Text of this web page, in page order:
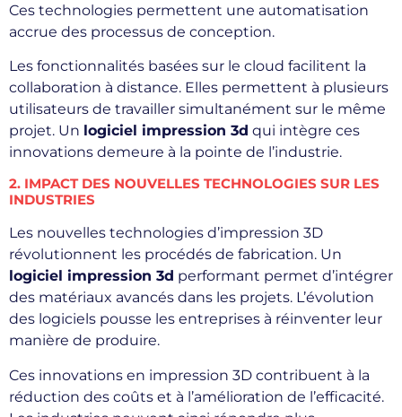
Ces technologies permettent une automatisation
accrue des processus de conception.
Les fonctionnalités basées sur le cloud facilitent la
collaboration à distance. Elles permettent à plusieurs
utilisateurs de travailler simultanément sur le même
projet. Un logiciel impression 3d qui intègre ces
innovations demeure à la pointe de l’industrie.
2. IMPACT DES NOUVELLES TECHNOLOGIES SUR LES
INDUSTRIES
Les nouvelles technologies d’impression 3D
révolutionnent les procédés de fabrication. Un
logiciel impression 3d performant permet d’intégrer
des matériaux avancés dans les projets. L’évolution
des logiciels pousse les entreprises à réinventer leur
manière de produire.
Ces innovations en impression 3D contribuent à la
réduction des coûts et à l’amélioration de l’efficacité.